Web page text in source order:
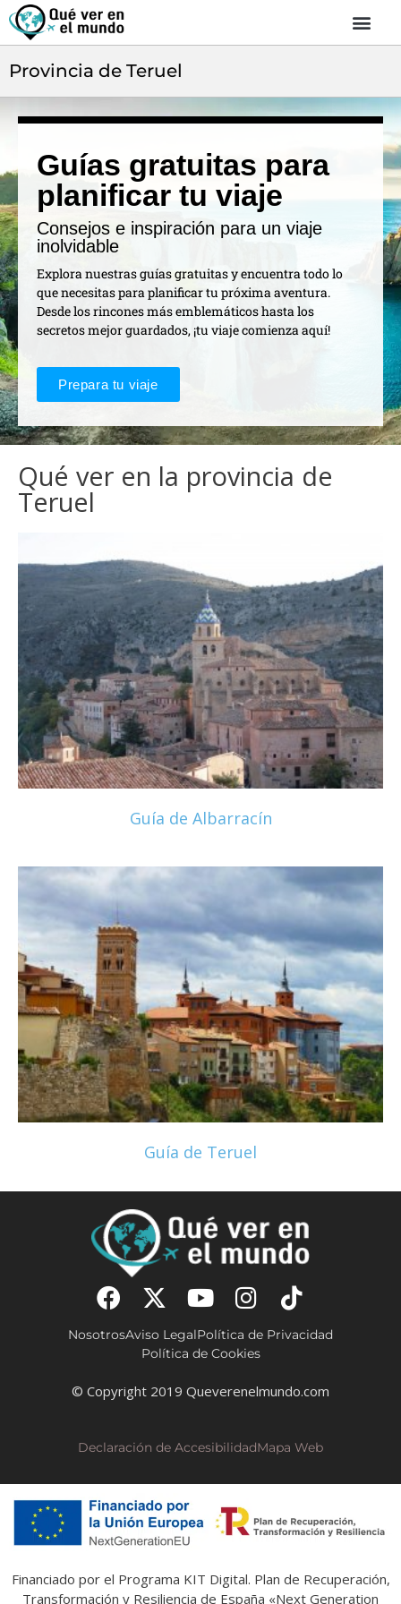
Provincia de Teruel
Guías gratuitas para
planificar tu viaje
Consejos e inspiración para un viaje
inolvidable
Explora nuestras guías gratuitas y encuentra todo lo
que necesitas para planificar tu próxima aventura.
Desde los rincones más emblemáticos hasta los
secretos mejor guardados, ¡tu viaje comienza aquí!
Prepara tu viaje
Qué ver en la provincia de
Teruel
Guía de Albarracín
Guía de Teruel
NosotrosAviso LegalPolítica de Privacidad
Política de Cookies
© Copyright 2019 Queverenelmundo.com
Declaración de AccesibilidadMapa Web
Financiado por el Programa KIT Digital. Plan de Recuperación,
Transformación y Resiliencia de España «Next Generation